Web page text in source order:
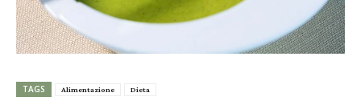
TAGS Alimentazione Dieta